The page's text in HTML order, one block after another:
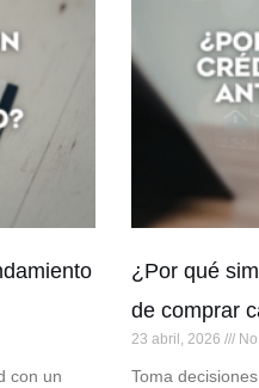
con un
¿Por qué
de comprar
23 abril, 2026 No
Toma